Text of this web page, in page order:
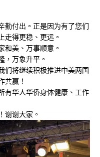
勤付出。正是因为有了您们
走得更稳、更远。
和美、万事顺意。
，万象升平。
们将继续积极推进中美两国
共赢！
有华人华侨身体健康、工作
谢谢大家。